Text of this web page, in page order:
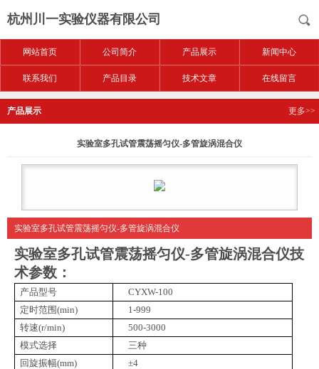
杭州川一实验仪器有限公司
网站首页 公司简介 产品展示 新闻中心
联系我们 产品目录 技术文章 在线留言
产品展示 更多>>
实验室多孔试管震荡摇匀仪-多管旋涡混合仪
实验室多孔试管震荡摇匀仪-多管旋涡混合仪
实验室多孔试管震荡摇匀仪-多管旋涡混合仪技
术参数：
产品型号
CYXW-100
定时范围(min)
1-999
转速(r/min)
500-3000
模式选择
三种
回旋振幅(mm)
±4